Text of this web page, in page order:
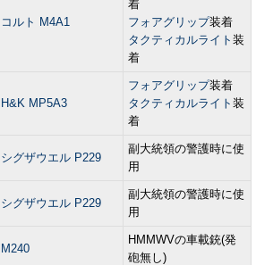
コルト M4A1
着
フォアグリップ装着
タクティカルライト 装
着
H&K MP5A3
フォアグリップ装着
タクティカルライト 装
着
シグザウエル P229
副大統領の警護時に使
用
シグザウエル P229
副大統領の警護時に使
用
M240
HMMWVの車載銃(発
砲無し)